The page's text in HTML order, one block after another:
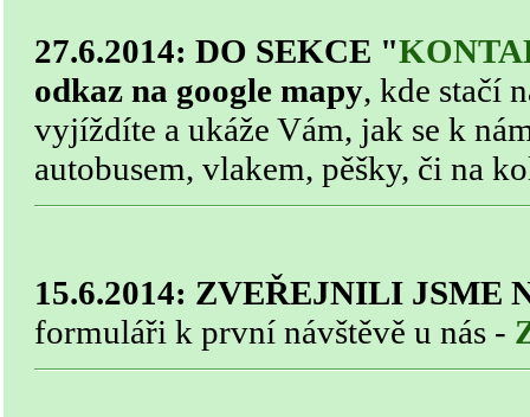
27.6.2014: DO SEKCE "
odkaz na google mapy, kde stačí
vyjíždíte a ukáže Vám, jak se k
autobusem, vlakem, pěšky, či na
15.6.2014: ZVEŘEJNILI JSME
formuláři k první návštěvě u nás -